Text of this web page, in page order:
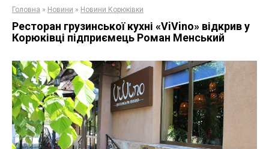
Головна » Новини » Новини Корюківки
Ресторан грузинської кухні «ViVino» відкрив у
Корюківці підприємець Роман Менський